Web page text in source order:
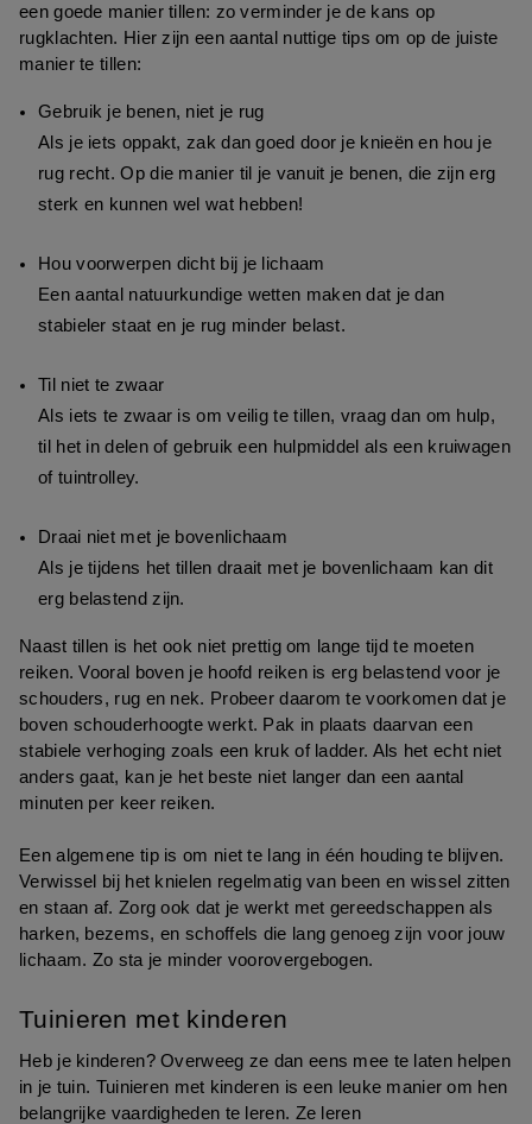
een goede manier tillen: zo verminder je de kans op
rugklachten. Hier zijn een aantal nuttige tips om op de juiste
manier te tillen:
Gebruik je benen, niet je rug
Als je iets oppakt, zak dan goed door je knieën en hou je
rug recht. Op die manier til je vanuit je benen, die zijn erg
sterk en kunnen wel wat hebben!
Hou voorwerpen dicht bij je lichaam
Een aantal natuurkundige wetten maken dat je dan
stabieler staat en je rug minder belast.
Til niet te zwaar
Als iets te zwaar is om veilig te tillen, vraag dan om hulp,
til het in delen of gebruik een hulpmiddel als een kruiwagen
of tuintrolley.
Draai niet met je bovenlichaam
Als je tijdens het tillen draait met je bovenlichaam kan dit
erg belastend zijn.
Naast tillen is het ook niet prettig om lange tijd te moeten
reiken. Vooral boven je hoofd reiken is erg belastend voor je
schouders, rug en nek. Probeer daarom te voorkomen dat je
boven schouderhoogte werkt. Pak in plaats daarvan een
stabiele verhoging zoals een kruk of ladder. Als het echt niet
anders gaat, kan je het beste niet langer dan een aantal
minuten per keer reiken.
Een algemene tip is om niet te lang in één houding te blijven.
Verwissel bij het knielen regelmatig van been en wissel zitten
en staan af. Zorg ook dat je werkt met gereedschappen als
harken, bezems, en schoffels die lang genoeg zijn voor jouw
lichaam. Zo sta je minder voorovergebogen.
Tuinieren met kinderen
Heb je kinderen? Overweeg ze dan eens mee te laten helpen
in je tuin. Tuinieren met kinderen is een leuke manier om hen
belangrijke vaardigheden te leren. Ze leren